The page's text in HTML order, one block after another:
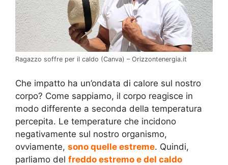
Ragazzo soffre per il caldo (Canva) – Orizzontenergia.it
Che impatto ha un’ondata di calore sul nostro
corpo? Come sappiamo, il corpo reagisce in
modo differente a seconda della temperatura
percepita. Le temperature che incidono
negativamente sul nostro organismo,
ovviamente, sono quelle estreme. Quindi,
parliamo del freddo estremo e del caldo